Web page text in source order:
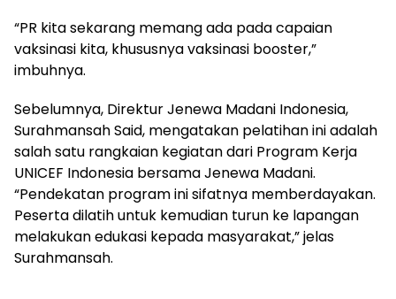
“PR kita sekarang memang ada pada capaian
vaksinasi kita, khususnya vaksinasi booster,”
imbuhnya.
Sebelumnya, Direktur Jenewa Madani Indonesia,
Surahmansah Said, mengatakan pelatihan ini adalah
salah satu rangkaian kegiatan dari Program Kerja
UNICEF Indonesia bersama Jenewa Madani.
“Pendekatan program ini sifatnya memberdayakan.
Peserta dilatih untuk kemudian turun ke lapangan
melakukan edukasi kepada masyarakat,” jelas
Surahmansah.